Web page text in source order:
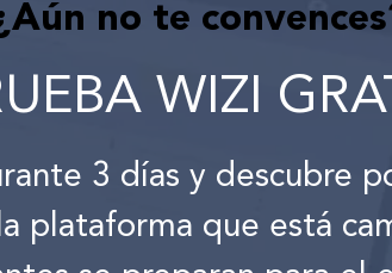
no te
WIZI
3 días y descubre
plataforma que está